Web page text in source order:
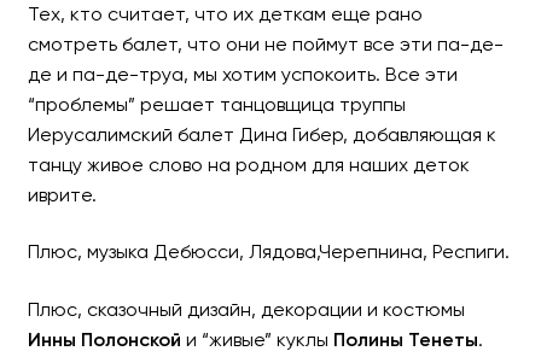
Тех, кто считает, что их деткам еще рано
смотреть балет, что они не поймут все эти па-де-
де и па-де-труа, мы хотим успокоить. Все эти
“проблемы” решает танцовщица труппы
Иерусалимский балет Дина Гибер, добавляющая к
танцу живое слово на родном для наших деток
иврите.
Плюс, музыка Дебюсси, Лядова,Черепнина, Респиги.
Плюс, сказочный дизайн, декорации и костюмы
Инны Полонской и “живые” куклы Полины Тенеты.